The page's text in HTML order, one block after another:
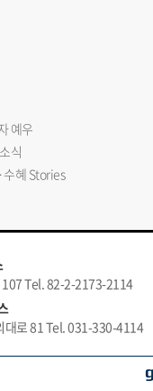
예우
식
수혜 Stories
107 Tel. 82-2-2173-2114
대로 81 Tel. 031-330-4114